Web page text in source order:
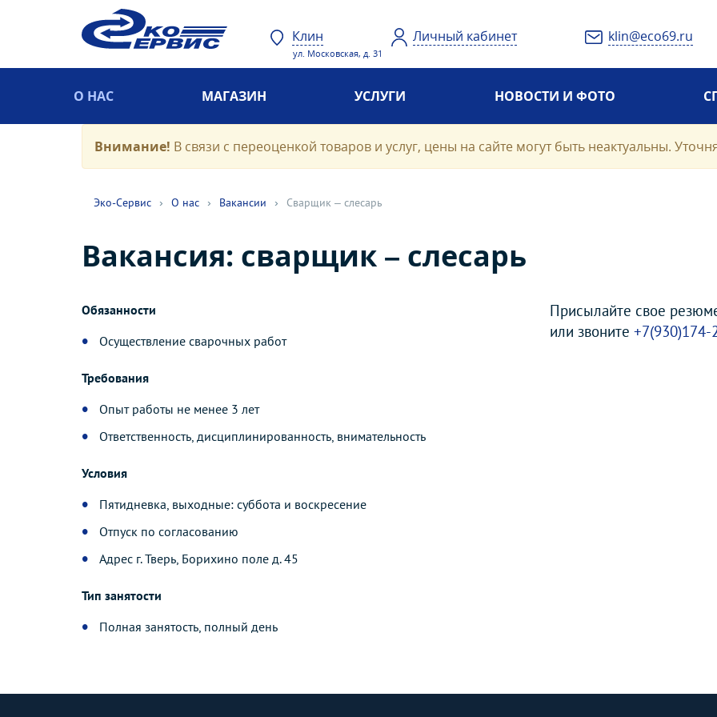
Клин
ул. Московская, д. 31
Личный кабинет klin@eco69.ru
О НАС МАГАЗИН УСЛУГИ НОВОСТИ И ФОТО
Внимание! В связи с переоценкой товаров и услуг, цены на сайте могут быть неактуальны.
Эко-Cервис › О нас › Вакансии › Сварщик – слесарь
Вакансия: сварщик – слесарь
Обязанности
Осуществление сварочных работ
Требования
Опыт работы не менее 3 лет
Ответственность, дисциплинированность, внимательность
Условия
Пятидневка, выходные: суббота и воскресение
Отпуск по согласованию
Адрес г. Тверь, Борихино поле д. 45
Тип занятости
Полная занятость, полный день
Присылайте свое
или звоните +7(930)174-